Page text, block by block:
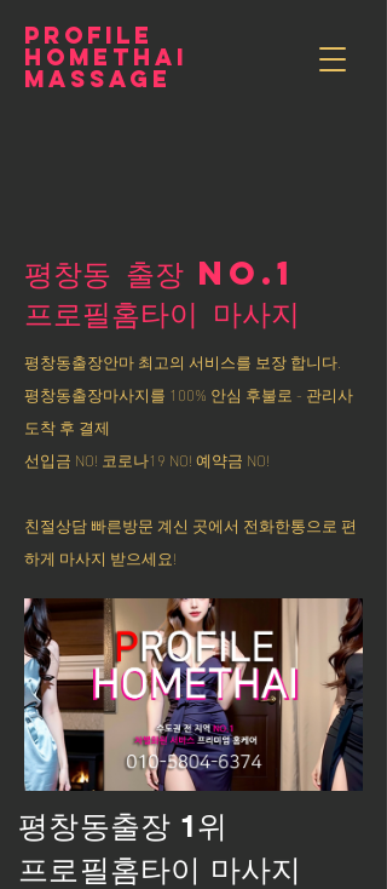
PROFILE
HOMETHAI
MASSAGE
평창동 출장 NO.1
​프로필홈타이 마사지
평창동출장안마 최고의 서비스를 보장 합니다.
평창동출장마사지를 100% 안심 후불로 - 관리사
도착 후 결제
선입금 NO! 코로나19 NO! 예약금 NO!
친절상담 빠른방문 계신 곳에서 전화한통으로 편
하게 마사지 받으세요!
평창동출장 1위
프로필홈타이 마사지